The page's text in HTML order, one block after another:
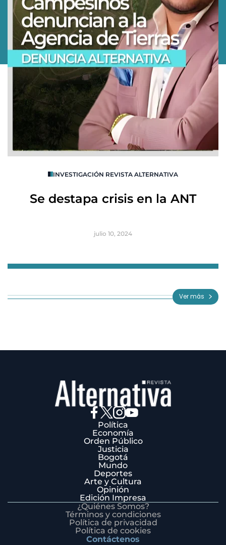
INVESTIGACIÓN REVISTA ALTERNATIVA
Se destapa crisis en la ANT
julio 10, 2024
3
Ver más
Política
Economía
Orden Público
Justicia
Bogotá
Mundo
Deportes
Arte y Cultura
Opinión
Edición Impresa
¿Quiénes Somos?
Términos y condiciones
Política de privacidad
Política de cookies
Contáctenos